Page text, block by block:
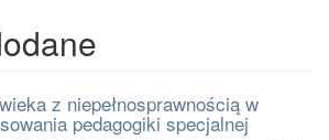
z niepełnosprawnością w
pedagogiki specjalnej